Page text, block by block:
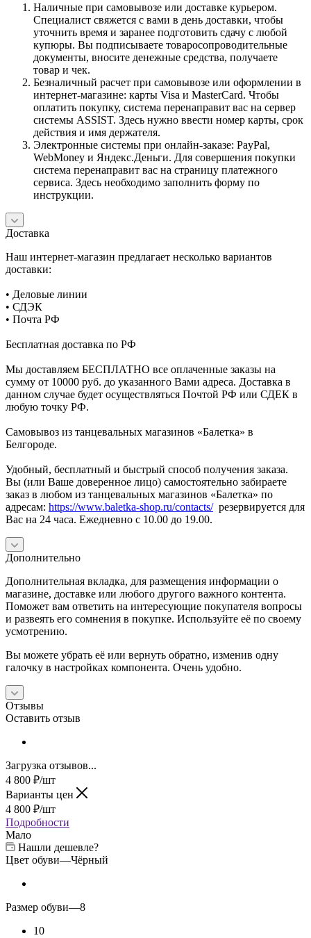
Наличные при самовывозе или доставке курьером.
Специалист свяжется с вами в день доставки, чтобы
уточнить время и заранее подготовить сдачу с любой
купюры. Вы подписываете товаросопроводительные
документы, вносите денежные средства, получаете
товар и чек.
Безналичный расчет при самовывозе или оформлении в
интернет-магазине: карты Visa и MasterCard. Чтобы
оплатить покупку, система перенаправит вас на сервер
системы ASSIST. Здесь нужно ввести номер карты, срок
действия и имя держателя.
Электронные системы при онлайн-заказе: PayPal,
WebMoney и Яндекс.Деньги. Для совершения покупки
система перенаправит вас на страницу платежного
сервиса. Здесь необходимо заполнить форму по
инструкции.
Доставка
Наш интернет-магазин предлагает несколько вариантов
доставки:
• Деловые линии
• СДЭК
• Почта РФ
Бесплатная доставка по РФ
Мы доставляем БЕСПЛАТНО все оплаченные заказы на
сумму от 10000 руб. до указанного Вами адреса. Доставка в
данном случае будет осуществляться Почтой РФ или СДЕК в
любую точку РФ.
Самовывоз из танцевальных магазинов «Балетка» в
Белгороде.
Удобный, бесплатный и быстрый способ получения заказа.
Вы (или Ваше доверенное лицо) самостоятельно забираете
заказ в любом из танцевальных магазинов «Балетка» по
адресам: https://www.baletka-shop.ru/contacts/резервируется для
Вас на 24 часа. Ежедневно с 10.00 до 19.00.
Дополнительно
Дополнительная вкладка, для размещения информации о
магазине, доставке или любого другого важного контента.
Поможет вам ответить на интересующие покупателя вопросы
и развеять его сомнения в покупке. Используйте её по своему
усмотрению.
Вы можете убрать её или вернуть обратно, изменив одну
галочку в настройках компонента. Очень удобно.
Отзывы
Оставить отзыв
Загрузка отзывов...
4 800 ₽/шт
Варианты цен
4 800 ₽/шт
Подробности
Мало
Нашли дешевле?
Цвет обуви—Чёрный
Размер обуви—8
10